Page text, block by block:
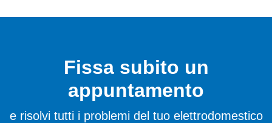
Fissa subito un
appuntamento
e risolvi tutti i problemi del tuo elettrodomestico